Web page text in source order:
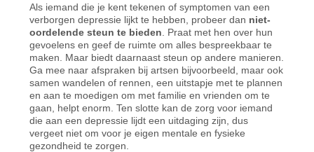
Als iemand die je kent tekenen of symptomen van een
verborgen depressie lijkt te hebben, probeer dan niet-
oordelende steun te bieden . Praat met hen over hun
gevoelens en geef de ruimte om alles bespreekbaar te
maken. Maar biedt daarnaast steun op andere manieren.
Ga mee naar afspraken bij artsen bijvoorbeeld, maar ook
samen wandelen of rennen, een uitstapje met te plannen
en aan te moedigen om met familie en vrienden om te
gaan, helpt enorm. Ten slotte kan de zorg voor iemand
die aan een depressie lijdt een uitdaging zijn, dus
vergeet niet om voor je eigen mentale en fysieke
gezondheid te zorgen.